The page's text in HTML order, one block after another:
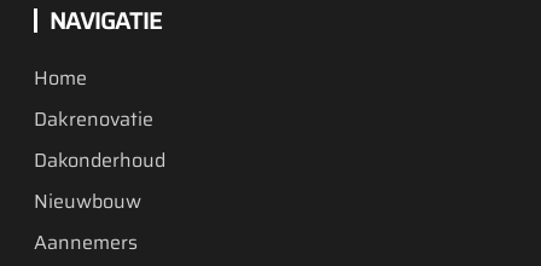
NAVIGATIE
Home
Dakrenovatie
Dakonderhoud
Nieuwbouw
Aannemers